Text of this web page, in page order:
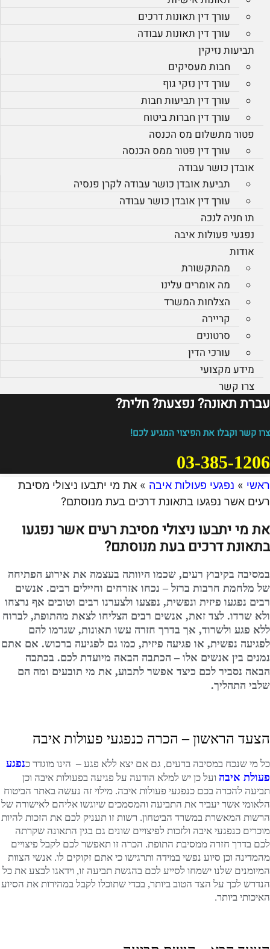
עורך דין תאונות דרכים
עורך דין תאונות עבודה
תביעות נזיקין
חבות מעסיקים
עורך דין נזקי גוף
עורך דין תביעות חבות
עורך דין חברות ביטוח
פטור מתשלום מס הכנסה
עורך דין פטור ממס הכנסה
אובדן כושר עבודה
תביעת אובדן כושר עבודה לקרן פנסיה
עורך דין אובדן כושר עבודה
תו חניה לנכה
נפגעי פעולות איבה
אודות
מהתקשורת
מה אומרים עלינו
הצלחות המשרד
קריירה
סרטונים
עורכי הדין
מידע מקצועי
צרו קשר
עברת תאונה? נפצעת? חלית?​
צרו קשר וקבלו את הפיצוי המגיע לכם!
03-385-1206
ראשי » נפגעי פעולות איבה » את מי יתבעו ניצולי מסיבת
רעים אשר נפגעו בתאונת דרכים בעת מנוסתם?
את מי יתבעו ניצולי מסיבת רעים אשר נפגעו
בתאונת דרכים בעת מנוסתם?
במסיבה בקיבוץ רעים, שכמו היוותה בעצמה את אירוע הפתיחה
של מלחמת חרבות ברזל – נכחו אזרחים וחיילים רבים. אנשים
רבים נפגעו פיזית ונפשית, נפצעו ולצערנו רבים וטובים אף נרצחו
ולא שרדו. לצד זאת, אנשים רבים הצליחו לצאת מהתופת, לברוח
ללא פגע ולשרוד, אך בדרך חזרה עשו תאונות, שגרמו להם
לפגיעה נפשית, או פגיעה פיזית, כמו גם לפגיעה ברכוש. אם אתם
נמנים בין אנשים אלו – הכתבה הבאה מיועדת לכם. בכתבה
הבאה נסביר לכם כיצד אפשר לתבוע, את מי תובעים ומה הם
שלבי התהליך.
הצעד הראשון – הכרה כנפגעי פעולות איבה
כל מי שנכח במסיבה ברעים, גם אם יצא ללא פגע – הינו מוגדר כנפגע
פעולת איבה ועל כן יש למלא הודעה על פגיעה בפעולות איבה וכן
תביעה להכרה בכם כנפגעי פעולות איבה. מילוי זה נעשה באתר הביטוח
הלאומי אשר יעביר את התביעה והמסמכים שיוגשו אליהם לאישורה של
הרשות המאשרת במשרד הביטחון. רשות זו תעניק לכם את הזכות להיות
מוכרים כנפגעי איבה ולזכות לפיצויים שונים גם בגין התאונה שקרתה
לכם בדרך חזרה ממסיבת התופת. הכרה זו תאפשר לכם לקבל פיצויים
מהמדינה וכן סיוע נפשי במידה ותרגישו כי אתם זקוקים לו. אנשי הצוות
המיומנים שלנו ישמחו לסייע לכם בהגשת תביעה זו, וידאגו לבצע את כל
הנדרש לכך על הצד הטוב ביותר, בכדי שתוכלו לקבל במהירות את הסיוע
האיכותי ביותר.